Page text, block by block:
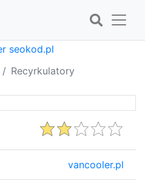
Recyrkulatory
vancooler.pl